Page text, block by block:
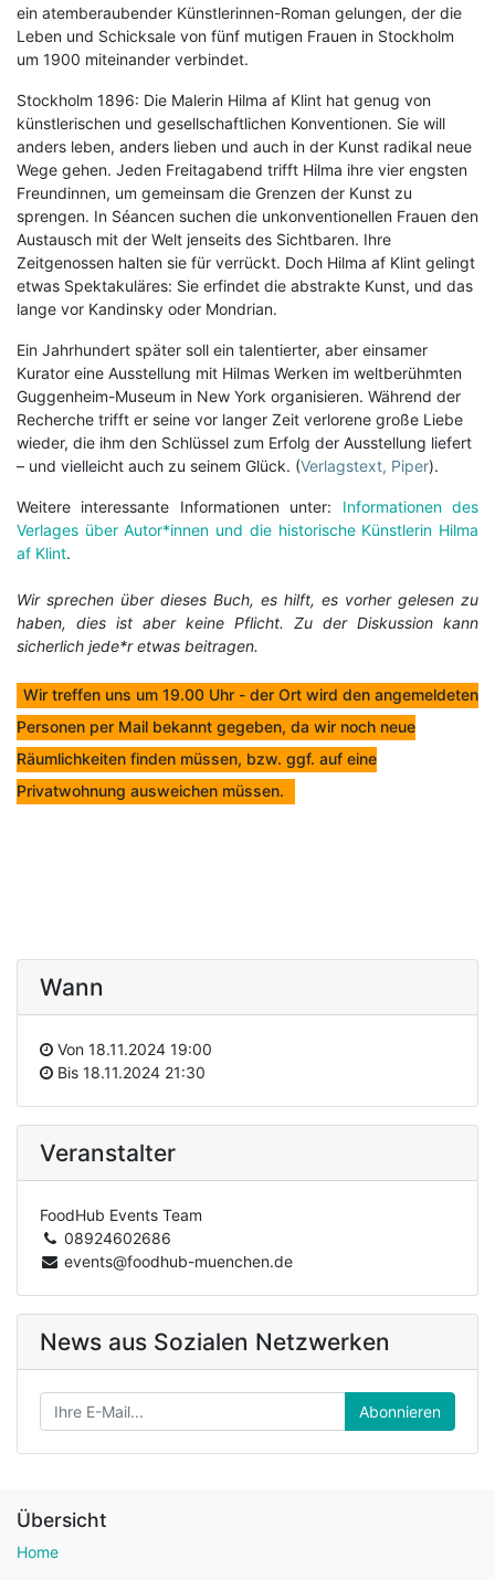
ein atemberaubender Künstlerinnen-Roman gelungen, der die
Leben und Schicksale von fünf mutigen Frauen in Stockholm
um 1900 miteinander verbindet.
Stockholm 1896: Die Malerin Hilma af Klint hat genug von
künstlerischen und gesellschaftlichen Konventionen. Sie will
anders leben, anders lieben und auch in der Kunst radikal neue
Wege gehen. Jeden Freitagabend trifft Hilma ihre vier engsten
Freundinnen, um gemeinsam die Grenzen der Kunst zu
sprengen. In Séancen suchen die unkonventionellen Frauen den
Austausch mit der Welt jenseits des Sichtbaren. Ihre
Zeitgenossen halten sie für verrückt. Doch Hilma af Klint gelingt
etwas Spektakuläres: Sie erfindet die abstrakte Kunst, und das
lange vor Kandinsky oder Mondrian.
Ein Jahrhundert später soll ein talentierter, aber einsamer
Kurator eine Ausstellung mit Hilmas Werken im weltberühmten
Guggenheim-Museum in New York organisieren. Während der
Recherche trifft er seine vor langer Zeit verlorene große Liebe
wieder, die ihm den Schlüssel zum Erfolg der Ausstellung liefert
– und vielleicht auch zu seinem Glück. (Verlagstext, Piper).
Weitere interessante Informationen unter: Informationen des
Verlages über Autor*innen und die historische Künstlerin Hilma
af Klint.
Wir sprechen über dieses Buch, es hilft, es vorher gelesen zu
haben, dies ist aber keine Pflicht. Zu der Diskussion kann
sicherlich jede*r etwas beitragen.
Wir treffen uns um 19.00 Uhr - der Ort wird den angemeldeten
Personen per Mail bekannt gegeben, da wir noch neue
Räumlichkeiten finden müssen, bzw. ggf. auf eine
Privatwohnung ausweichen müssen.
Wann
Von 18.11.2024 19:00
Bis 18.11.2024 21:30
Veranstalter
FoodHub Events Team
08924602686
events@foodhub-muenchen.de
News aus Sozialen Netzwerken
Abonnieren
Übersicht
Home